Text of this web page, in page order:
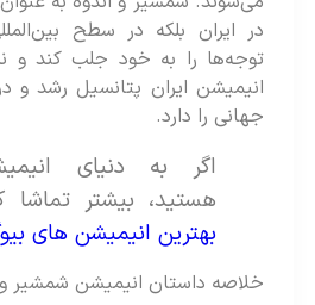
در ایران بلکه در سطح بین‌المللی
توجه‌ها را به خود جلب کند و
انیمیشن ایران پتانسیل رشد و
جهانی را دارد.
اگر به دنیای انیمیشن
هستید، بیشتر تماشا
بهترین انیمیشن های بیوگرافی
خلاصه داستان انیمیشن شمشیر و اندوه